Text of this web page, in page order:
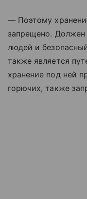
— Поэтому
запрещено.
людей и
также является
хранение под ней
горючих, также